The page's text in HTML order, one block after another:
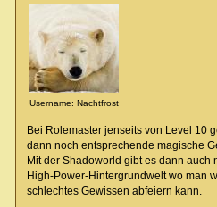
Username: Nachtfrost
Bei Rolemaster jenseits von Level 10
dann noch entsprechende magische
Mit der Shadoworld gibt es dann auch
High-Power-Hintergrundwelt wo man
schlechtes Gewissen abfeiern kann.